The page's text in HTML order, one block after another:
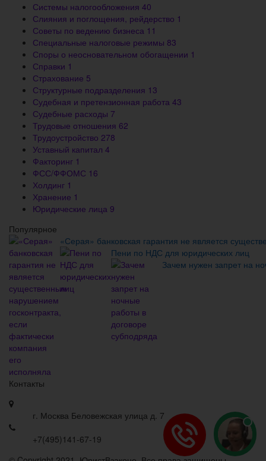
Системы налогообложения 40
Слияния и поглощения, рейдерство 1
Советы по ведению бизнеса 11
Специальные налоговые режимы 83
Споры о неосновательном обогащении 1
Справки 1
Страхование 5
Структурные подразделения 13
Судебная и претензионная работа 43
Судебные расходы 7
Трудовые отношения 62
Трудоустройство 278
Уставный капитал 4
Факторинг 1
ФСС/ФФОМС 16
Холдинг 1
Хранение 1
Юридические лица 9
Популярное
«Серая» банковская гарантия не является
Пени по НДС для юридических лиц
Зачем нужен запрет на
Контакты
г. Москва Беловежская улица д. 7
+7(495)141-67-19